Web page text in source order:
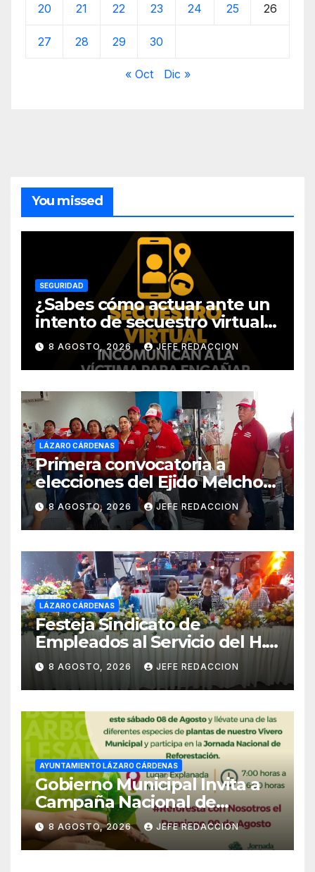
20 21 22 23 24 25 26
27 28 29 30
« Oct Dic »
You missed
SEGURIDAD
¿Sabes cómo actuar ante un
intento de secuestro virtual?
La SSP te guía para evitarlo
8 AGOSTO, 2026 JEFE REDACCION
LÁZARO CÁRDENAS
Primera convocatoria a
elecciones del Ejido Melchor
Ocampo en Lázaro Cárdenas
el domingo
8 AGOSTO, 2026 JEFE REDACCION
LÁZARO CÁRDENAS
Festeja Sindicato de
Empleados al Servicio del H.
Ayuntamiento de LZC Día del
Empleado Municipal
8 AGOSTO, 2026 JEFE REDACCION
AYUNTAMIENTO LÁZARO CÁRDENAS
Gobierno Municipal Invita a
Campaña Nacional de
Reforestación
8 AGOSTO, 2026 JEFE REDACCION